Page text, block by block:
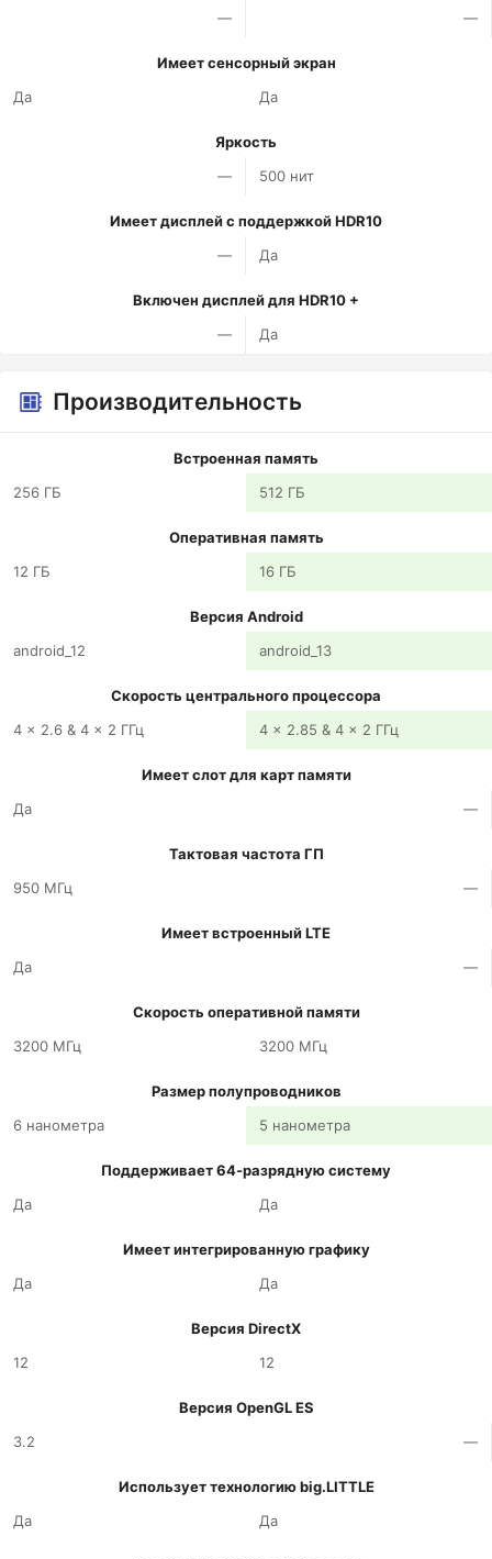
— —
Имеет сенсорный экран
Да
Да
Яркость
—
500 нит
Имеет дисплей с поддержкой HDR10
—
Да
Включен дисплей для HDR10 +
—
Да
Производительность
Встроенная память
256 ГБ
512 ГБ
Оперативная память
12 ГБ
16 ГБ
Версия Android
android_12
android_13
Скорость центрального процессора
4 x 2.6 & 4 x 2 ГГц
4 x 2.85 & 4 x 2 ГГц
Имеет слот для карт памяти
Да
—
Тактовая частота ГП
950 МГц
—
Имеет встроенный LTE
Да
—
Скорость оперативной памяти
3200 МГц
3200 МГц
Размер полупроводников
6 нанометра
5 нанометра
Поддерживает 64-разрядную систему
Да
Да
Имеет интегрированную графику
Да
Да
Версия DirectX
12
12
Версия OpenGL ES
3.2
—
Использует технологию big.LITTLE
Да
Да